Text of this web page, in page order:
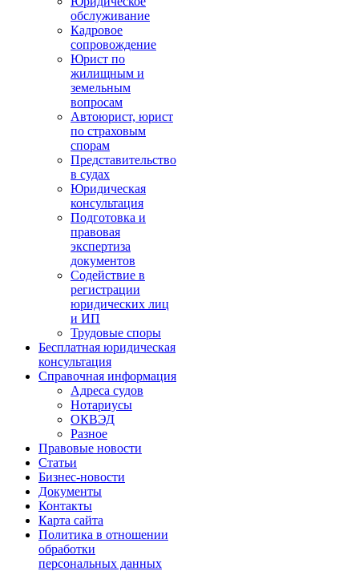
обслуживание
Кадровое
сопровождение
Юрист по
жилищным и
земельным
вопросам
Автоюрист, юрист
по страховым
спорам
Представительство
в судах
Юридическая
консультация
Подготовка и
правовая
экспертиза
документов
Содействие в
регистрации
юридических лиц
и ИП
Трудовые споры
Бесплатная юридическая
консультация
Справочная информация
Адреса судов
Нотариусы
ОКВЭД
Разное
Правовые новости
Статьи
Бизнес-новости
Документы
Контакты
Карта сайта
Политика в отношении
обработки
персональных данных